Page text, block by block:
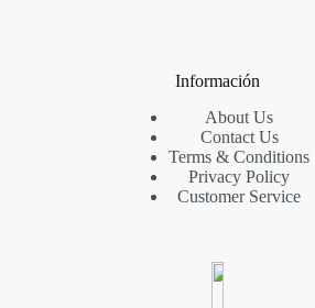
Información
About Us
Contact Us
Terms & Conditions
Privacy Policy
Customer Service